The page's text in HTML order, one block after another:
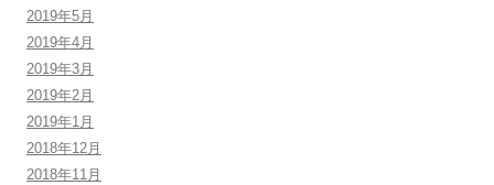
2019年5月
2019年4月
2019年3月
2019年2月
2019年1月
2018年12月
2018年11月